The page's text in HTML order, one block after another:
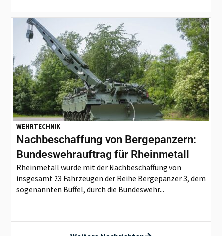
WEHRTECHNIK
Nachbeschaffung von Bergepanzern:
Bundeswehrauftrag für Rheinmetall
Rheinmetall wurde mit der Nachbeschaffung von
insgesamt 23 Fahrzeugen der Reihe Bergepanzer 3, dem
sogenannten Büffel, durch die Bundeswehr...